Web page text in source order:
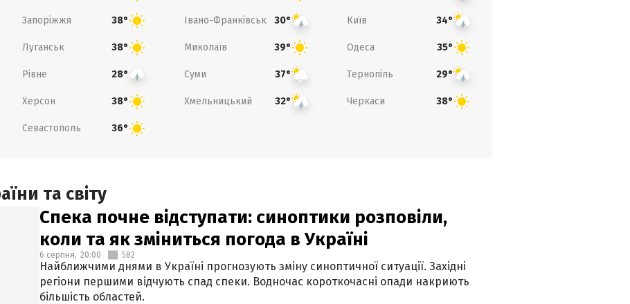
Запоріжжя 38° Івано-Франківськ 30° Київ 34°
Луганськ 38° Миколаїв 39° Одеса 35°
Рівне 28° Суми 37° Тернопіль 29°
Херсон 38° Хмельницький 32° Черкаси 38°
Севастополь 36°
та світу
Спека почне відступати: синоптики розповіли,
коли та як зміниться погода в Україні
6 серпня, 20:00 582
Найближчими днями в Україні прогнозують зміну синоптичної ситуації. Західні
регіони першими відчують спад спеки. Водночас короткочасні опади накриють
більшість областей.